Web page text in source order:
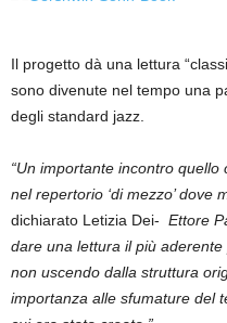
Il progetto dà una lettura
sono divenute nel tempo una
degli standard jazz.
“Un importante incontro
nel repertorio ‘di mezzo’ dove
dichiarato Letizia Dei- Ettore
dare una lettura il più aderente
non uscendo dalla struttura
importanza alle sfumature del